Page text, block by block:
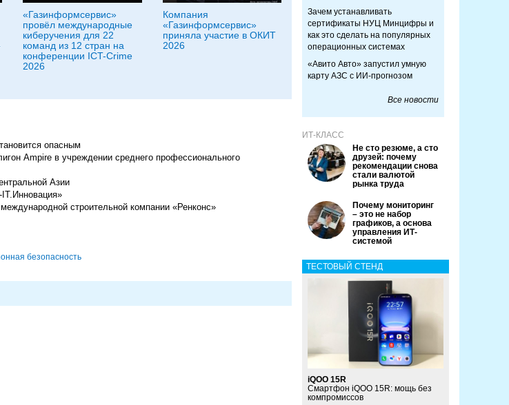
«Газинформсервис»
провёл международные
киберучения для 22
команд из 12 стран на
конференции ICT-Crime
2026
Компания
«Газинформсервис»
приняла участие в ОКИТ
2026
опасным
Ampire в учреждении среднего профессионального
Азии
строительной компании «Ренконс»
безопасность
Зачем устанавливать
сертификаты НУЦ Минцифры и
как это сделать на популярных
операционных системах
«Авито Авто» запустил умную
карту АЗС с ИИ-прогнозом
Все новости
ИТ-КЛАСС
Не сто резюме, а сто
друзей: почему
рекомендации снова
стали валютой
рынка труда
Почему мониторинг
– это не набор
графиков, а основа
управления ИТ-
системой
ТЕСТОВЫЙ СТЕНД
iQOO 15R
Смартфон iQOO 15R: мощь без
компромиссов